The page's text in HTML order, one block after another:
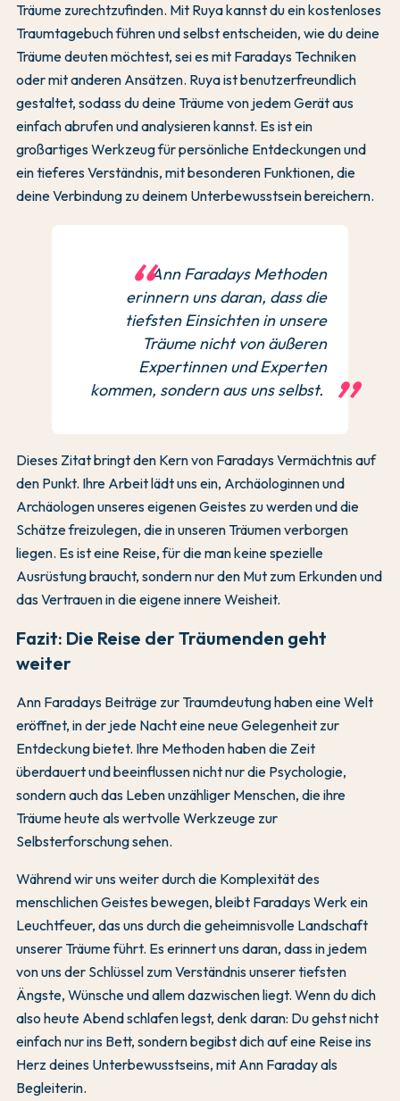
Träume zurechtzufinden. Mit Ruya kannst du ein kostenloses
Traumtagebuch führen und selbst entscheiden, wie du deine
Träume deuten möchtest, sei es mit Faradays Techniken
oder mit anderen Ansätzen. Ruya ist benutzerfreundlich
gestaltet, sodass du deine Träume von jedem Gerät aus
einfach abrufen und analysieren kannst. Es ist ein
großartiges Werkzeug für persönliche Entdeckungen und
ein tieferes Verständnis, mit besonderen Funktionen, die
deine Verbindung zu deinem Unterbewusstsein bereichern.
Ann Faradays Methoden
erinnern uns daran, dass die
tiefsten Einsichten in unsere
Träume nicht von äußeren
Expertinnen und Experten
kommen, sondern aus uns selbst.
Dieses Zitat bringt den Kern von Faradays Vermächtnis auf
den Punkt. Ihre Arbeit lädt uns ein, Archäologinnen und
Archäologen unseres eigenen Geistes zu werden und die
Schätze freizulegen, die in unseren Träumen verborgen
liegen. Es ist eine Reise, für die man keine spezielle
Ausrüstung braucht, sondern nur den Mut zum Erkunden und
das Vertrauen in die eigene innere Weisheit.
Fazit: Die Reise der Träumenden geht
weiter
Ann Faradays Beiträge zur Traumdeutung haben eine Welt
eröffnet, in der jede Nacht eine neue Gelegenheit zur
Entdeckung bietet. Ihre Methoden haben die Zeit
überdauert und beeinflussen nicht nur die Psychologie,
sondern auch das Leben unzähliger Menschen, die ihre
Träume heute als wertvolle Werkzeuge zur
Selbsterforschung sehen.
Während wir uns weiter durch die Komplexität des
menschlichen Geistes bewegen, bleibt Faradays Werk ein
Leuchtfeuer, das uns durch die geheimnisvolle Landschaft
unserer Träume führt. Es erinnert uns daran, dass in jedem
von uns der Schlüssel zum Verständnis unserer tiefsten
Ängste, Wünsche und allem dazwischen liegt. Wenn du dich
also heute Abend schlafen legst, denk daran: Du gehst nicht
einfach nur ins Bett, sondern begibst dich auf eine Reise ins
Herz deines Unterbewusstseins, mit Ann Faraday als
Begleiterin.